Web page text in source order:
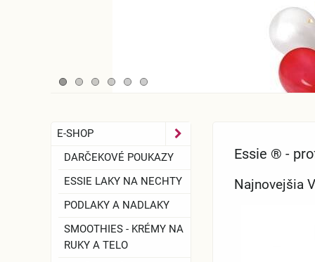
Essie ® -
Najnovejšia
E-SHOP
DARČEKOVÉ POUKAZY
ESSIE LAKY NA NECHTY
PODLAKY A NADLAKY
SMOOTHIES - KRÉMY NA
RUKY A TELO